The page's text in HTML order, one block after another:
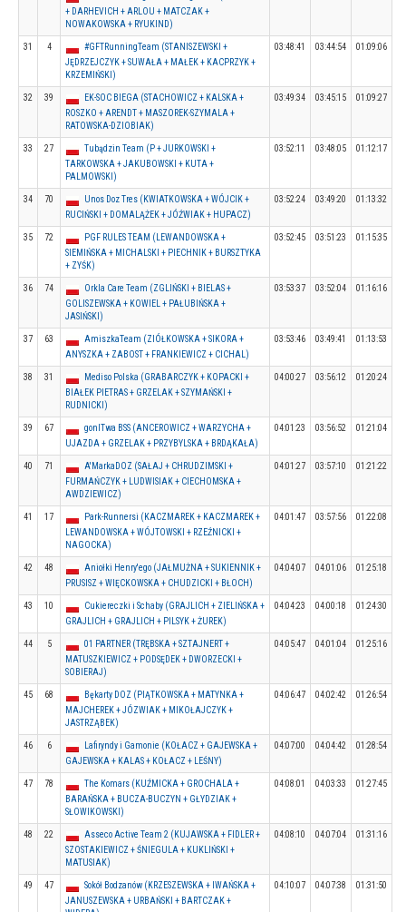
+ DARHEVICH + ARLOU + MATCZAK +
NOWAKOWSKA + RYUKIND)
31 4
#GFTRunningTeam (STANISZEWSKI +
JĘDRZEJCZYK + SUWAŁA + MAŁEK + KACPRZYK +
KRZEMIŃSKI)
03:48:41 03:44:54 01:09:06
32 39
EK-SOC BIEGA (STACHOWICZ + KALSKA +
ROSZKO + ARENDT + MASZOREK-SZYMALA +
RATOWSKA-DZIOBIAK)
03:49:34 03:45:15 01:09:27
33 27
Tubądzin Team (P + JURKOWSKI +
TARKOWSKA + JAKUBOWSKI + KUTA +
PALMOWSKI)
03:52:11 03:48:05 01:12:17
34 70
Unos Doz Tres (KWIATKOWSKA + WÓJCIK +
RUCIŃSKI + DOMALĄŻEK + JÓŹWIAK + HUPACZ)
03:52:24 03:49:20 01:13:32
35 72
PGF RULES TEAM (LEWANDOWSKA +
SIEMIŃSKA + MICHALSKI + PIECHNIK + BURSZTYKA
+ ZYŚK)
03:52:45 03:51:23 01:15:35
36 74
Orkla Care Team (ZGLIŃSKI + BIELAS +
GOLISZEWSKA + KOWIEL + PAŁUBIŃSKA +
JASIŃSKI)
03:53:37 03:52:04 01:16:16
37 63
AmiszkaTeam (ZIÓŁKOWSKA + SIKORA +
ANYSZKA + ZABOST + FRANKIEWICZ + CICHAL)
03:53:46 03:49:41 01:13:53
38 31
Mediso Polska (GRABARCZYK + KOPACKI +
BIAŁEK PIETRAS + GRZELAK + SZYMAŃSKI +
RUDNICKI)
04:00:27 03:56:12 01:20:24
39 67
gonITwa BSS (ANCEROWICZ + WARZYCHA +
UJAZDA + GRZELAK + PRZYBYLSKA + BRDĄKAŁA)
04:01:23 03:56:52 01:21:04
40 71
A'MarkaDOZ (SAŁAJ + CHRUDZIMSKI +
FURMAŃCZYK + LUDWISIAK + CIECHOMSKA +
AWDZIEWICZ)
04:01:27 03:57:10 01:21:22
41 17
Park-Runnersi (KACZMAREK + KACZMAREK +
LEWANDOWSKA + WÓJTOWSKI + RZEŹNICKI +
NAGOCKA)
04:01:47 03:57:56 01:22:08
42 48
Aniołki Henry'ego (JAŁMUŻNA + SUKIENNIK +
PRUSISZ + WIĘCKOWSKA + CHUDZICKI + BŁOCH)
04:04:07 04:01:06 01:25:18
43 10
Cukiereczki i Schaby (GRAJLICH + ZIELIŃSKA +
GRAJLICH + GRAJLICH + PILSYK + ŻUREK)
04:04:23 04:00:18 01:24:30
44 5
01 PARTNER (TRĘBSKA + SZTAJNERT +
MATUSZKIEWICZ + PODSĘDEK + DWORZECKI +
SOBIERAJ)
04:05:47 04:01:04 01:25:16
45 68
Bękarty DOZ (PIĄTKOWSKA + MATYNKA +
MAJCHEREK + JÓZWIAK + MIKOŁAJCZYK +
JASTRZĄBEK)
04:06:47 04:02:42 01:26:54
46 6
Lafiryndy i Gamonie (KOŁACZ + GAJEWSKA +
GAJEWSKA + KALAS + KOŁACZ + LEŚNY)
04:07:00 04:04:42 01:28:54
47 78
The Komars (KUŹMICKA + GROCHALA +
BARAŃSKA + BUCZA-BUCZYN + GŁYDZIAK +
SŁOWIKOWSKI)
04:08:01 04:03:33 01:27:45
48 22
Asseco Active Team 2 (KUJAWSKA + FIDLER +
SZOSTAKIEWICZ + ŚNIEGULA + KUKLIŃSKI +
MATUSIAK)
04:08:10 04:07:04 01:31:16
49 47
Sokół Bodzanów (KRZESZEWSKA + IWAŃSKA +
JANUSZEWSKA + URBAŃSKI + BARTCZAK +
04:10:07 04:07:38 01:31:50